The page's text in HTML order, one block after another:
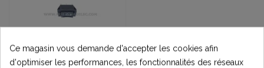
Ce magasin vous demande d'accepter les cookies afin
d'optimiser les performances, les fonctionnalités des réseaux